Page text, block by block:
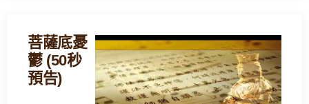
菩薩底憂
鬱 (50秒
預告)